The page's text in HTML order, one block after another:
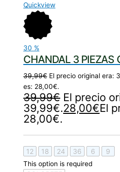
Quickview
30 %
CHANDAL 3 PIEZAS
39,99€ El precio original era:
es: 28,00€.
39,99€ El precio
39,99€.28,00€El
28,00€.
12 18 24 36 6 9
This option is required